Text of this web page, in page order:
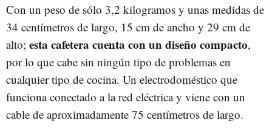
Con un peso de sólo 3,2 kilogramos y unas medidas de
34 centímetros de largo, 15 cm de ancho y 29 cm de
alto; esta cafetera cuenta con un diseño compacto,
por lo que cabe sin ningún tipo de problemas en
cualquier tipo de cocina. Un electrodoméstico que
funciona conectado a la red eléctrica y viene con un
cable de aproximadamente 75 centímetros de largo.